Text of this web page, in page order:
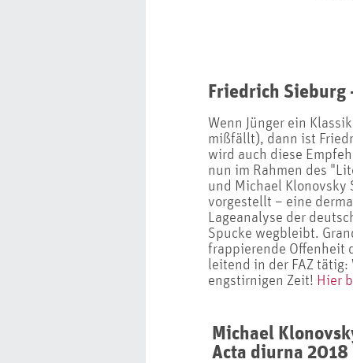
Friedrich Sieburg
Wenn Jünger ein
mißfällt), dann ist
wird auch diese
nun im Rahmen des
und Michael Klonovsky
vorgestellt – eine
Lageanalyse der
Spucke wegbleibt.
frappierende Offenheit
leitend in der FAZ
engstirnigen Zeit! Hier
Michael
Acta diurna 2018